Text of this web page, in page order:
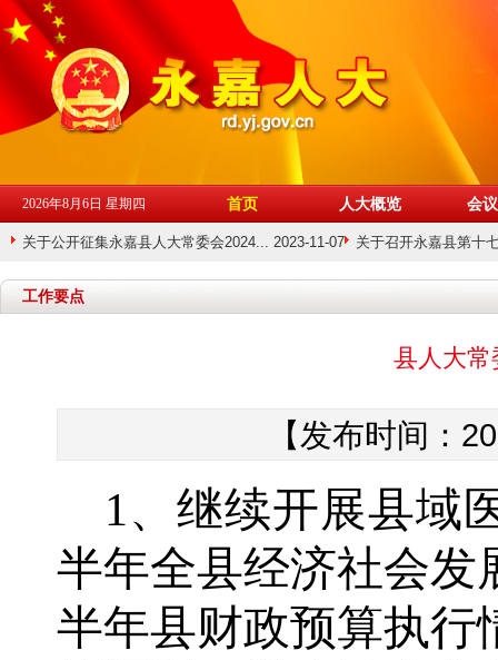
2026年8月6日 星期四 首页 人大概览 会
关于公开征集永嘉县人大常委会2024... 2023-11-07 关于召开永嘉县第十
01-26
工作要点
县人大常
【发布时间：
1、继续开展县域
半年全县经济社会发
半年县财政预算执行